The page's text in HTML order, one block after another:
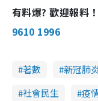
有料爆? 歡迎報
9610 1996
著數 新冠肺
社會民生
疫